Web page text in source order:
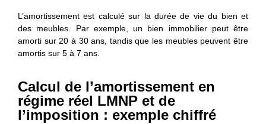
L’amortissement est calculé sur la durée de vie du bien et
des meubles. Par exemple, un bien immobilier peut être
amorti sur 20 à 30 ans, tandis que les meubles peuvent être
amortis sur 5 à 7 ans.
Calcul de l’amortissement en
régime réel LMNP et de
l’imposition : exemple chiffré